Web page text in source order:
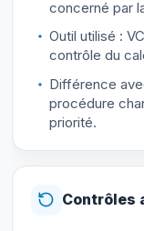
concerné par
Outil utilisé :
contrôle du
Différence
procédure
priorité.
Contrôles